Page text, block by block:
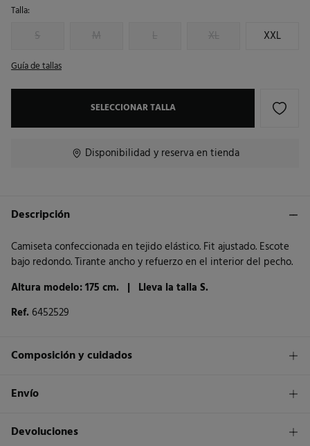
Talla:
S M L XL XXL
Guía de tallas
SELECCIONAR TALLA
Disponibilidad y reserva en tienda
Descripción
Camiseta confeccionada en tejido elástico. Fit ajustado. Escote
bajo redondo. Tirante ancho y refuerzo en el interior del pecho.
Altura modelo: 175 cm. | Lleva la talla S.
Ref. 6452529
Composición y cuidados
Composición
Cuidados
Envío
Envío a tienda
1,95€
Devoluciones